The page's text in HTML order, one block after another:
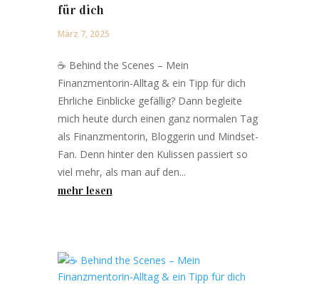
für dich
März 7, 2025
☕️ Behind the Scenes – Mein
Finanzmentorin-Alltag & ein Tipp für dich
Ehrliche Einblicke gefällig? Dann begleite
mich heute durch einen ganz normalen Tag
als Finanzmentorin, Bloggerin und Mindset-
Fan. Denn hinter den Kulissen passiert so
viel mehr, als man auf den...
mehr lesen